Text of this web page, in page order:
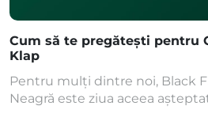
Cum să te pregătești pentru
Klap
Pentru mulți dintre noi, Black
Neagră este ziua aceea